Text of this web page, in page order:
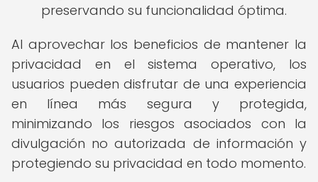
preservando su funcionalidad óptima.
Al aprovechar los beneficios de mantener la
privacidad en el sistema operativo, los
usuarios pueden disfrutar de una experiencia
en línea más segura y protegida,
minimizando los riesgos asociados con la
divulgación no autorizada de información y
protegiendo su privacidad en todo momento.